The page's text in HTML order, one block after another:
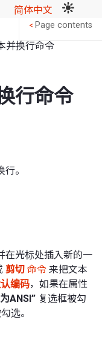
简体中文
并换行命令
行命令
。
在光标处插入新的一
剪切 命令 来把文本
编码，如果在属性
ANSI” 复选框被勾
选。
< Page contents